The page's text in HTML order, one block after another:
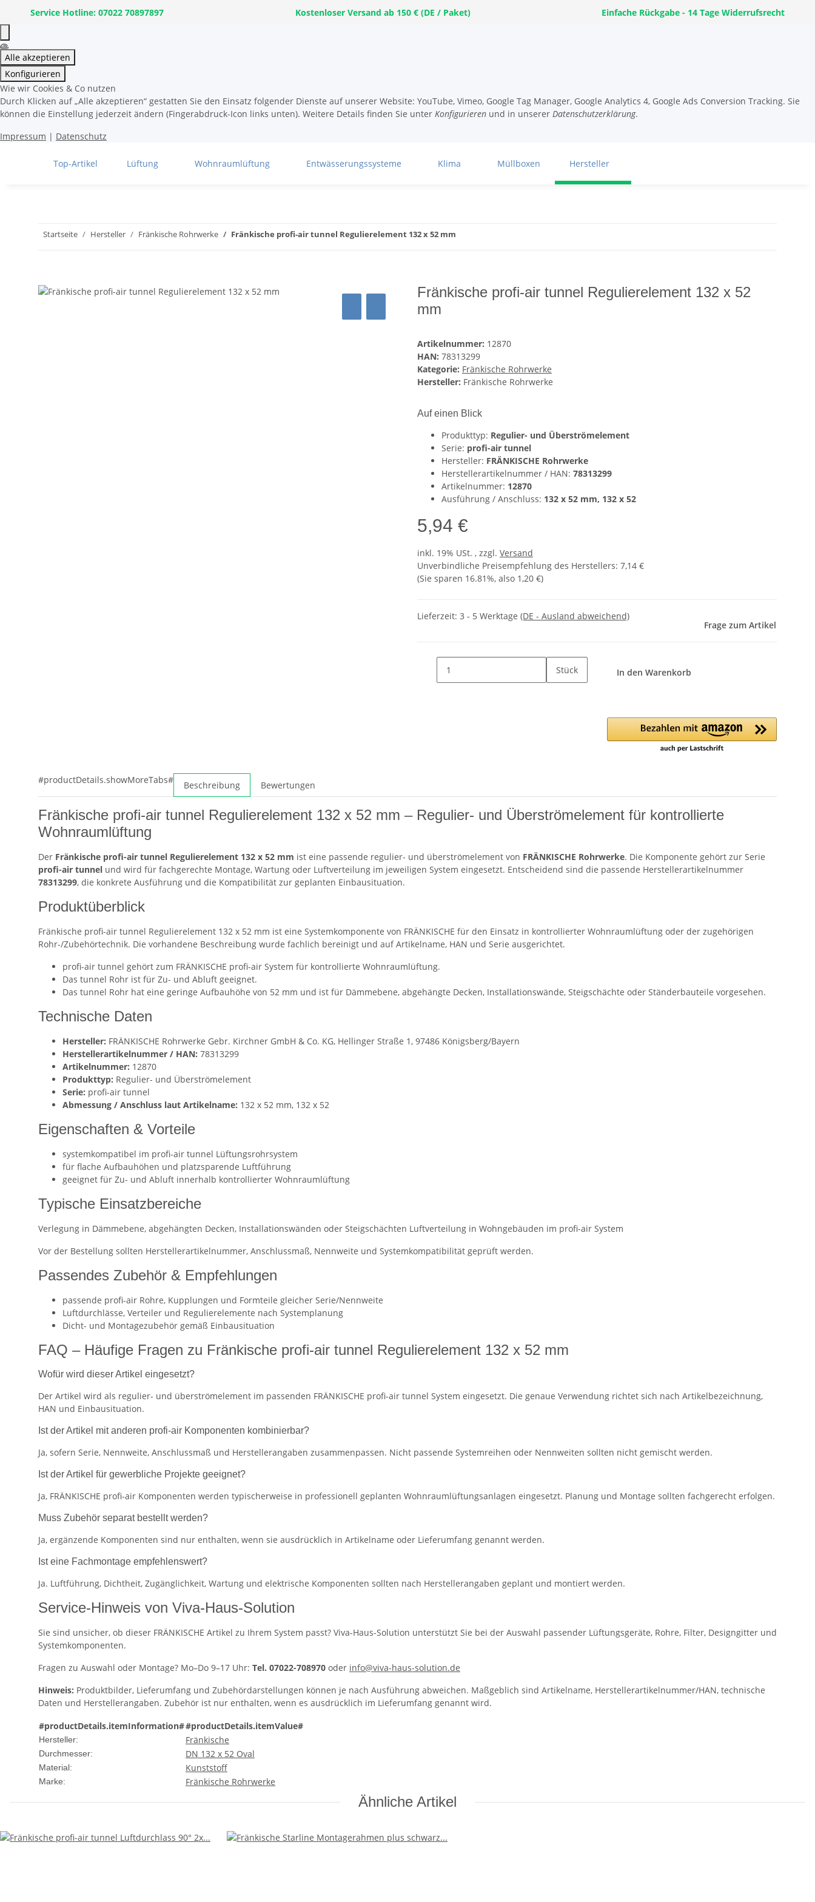
Service Hotline: 07022 70897897 Kostenloser Versand ab 150 € (DE / Paket) Einfache Rückgabe - 14 Tage Widerrufsrecht
Alle akzeptieren
Konfigurieren
Wie wir Cookies & Co nutzen
Durch Klicken auf „Alle akzeptieren“ gestatten Sie den Einsatz folgender Dienste auf unserer Website: YouTube, Vimeo, Google Tag Manager, Google Analytics 4, Google Ads Conversion Tracking. Sie
können die Einstellung jederzeit ändern (Fingerabdruck-Icon links unten). Weitere Details finden Sie unter Konfigurieren und in unserer Datenschutzerklärung.
Impressum | Datenschutz
Top-Artikel Lüftung Wohnraumlüftung Entwässerungssysteme Klima Müllboxen Hersteller
Startseite Hersteller Fränkische Rohrwerke Fränkische profi-air tunnel Regulierelement 132 x 52 mm
Fränkische profi-air tunnel Regulierelement 132 x 52
mm
Artikelnummer: 12870
HAN: 78313299
Kategorie: Fränkische Rohrwerke
Hersteller: Fränkische Rohrwerke
Auf einen Blick
Produkttyp: Regulier- und Überströmelement
Serie: profi-air tunnel
Hersteller: FRÄNKISCHE Rohrwerke
Herstellerartikelnummer / HAN: 78313299
Artikelnummer: 12870
Ausführung / Anschluss: 132 x 52 mm, 132 x 52
5,94 €
inkl. 19% USt. , zzgl. Versand
Unverbindliche Preisempfehlung des Herstellers: 7,14 €
(Sie sparen 16.81%, also 1,20 €)
Lieferzeit: 3 - 5 Werktage (DE - Ausland abweichend)
Frage zum Artikel
Stück In den Warenkorb
#productDetails.showMoreTabs# Beschreibung Bewertungen
Fränkische profi-air tunnel Regulierelement 132 x 52 mm – Regulier- und Überströmelement für kontrollierte
Wohnraumlüftung
Der Fränkische profi-air tunnel Regulierelement 132 x 52 mm ist eine passende regulier- und überströmelement von FRÄNKISCHE Rohrwerke. Die Komponente gehört zur Serie
profi-air tunnel und wird für fachgerechte Montage, Wartung oder Luftverteilung im jeweiligen System eingesetzt. Entscheidend sind die passende Herstellerartikelnummer
78313299, die konkrete Ausführung und die Kompatibilität zur geplanten Einbausituation.
Produktüberblick
Fränkische profi-air tunnel Regulierelement 132 x 52 mm ist eine Systemkomponente von FRÄNKISCHE für den Einsatz in kontrollierter Wohnraumlüftung oder der zugehörigen
Rohr-/Zubehörtechnik. Die vorhandene Beschreibung wurde fachlich bereinigt und auf Artikelname, HAN und Serie ausgerichtet.
profi-air tunnel gehört zum FRÄNKISCHE profi-air System für kontrollierte Wohnraumlüftung.
Das tunnel Rohr ist für Zu- und Abluft geeignet.
Das tunnel Rohr hat eine geringe Aufbauhöhe von 52 mm und ist für Dämmebene, abgehängte Decken, Installationswände, Steigschächte oder Ständerbauteile vorgesehen.
Technische Daten
Hersteller: FRÄNKISCHE Rohrwerke Gebr. Kirchner GmbH & Co. KG, Hellinger Straße 1, 97486 Königsberg/Bayern
Herstellerartikelnummer / HAN: 78313299
Artikelnummer: 12870
Produkttyp: Regulier- und Überströmelement
Serie: profi-air tunnel
Abmessung / Anschluss laut Artikelname: 132 x 52 mm, 132 x 52
Eigenschaften & Vorteile
systemkompatibel im profi-air tunnel Lüftungsrohrsystem
für flache Aufbauhöhen und platzsparende Luftführung
geeignet für Zu- und Abluft innerhalb kontrollierter Wohnraumlüftung
Typische Einsatzbereiche
Verlegung in Dämmebene, abgehängten Decken, Installationswänden oder Steigschächten Luftverteilung in Wohngebäuden im profi-air System
Vor der Bestellung sollten Herstellerartikelnummer, Anschlussmaß, Nennweite und Systemkompatibilität geprüft werden.
Passendes Zubehör & Empfehlungen
passende profi-air Rohre, Kupplungen und Formteile gleicher Serie/Nennweite
Luftdurchlässe, Verteiler und Regulierelemente nach Systemplanung
Dicht- und Montagezubehör gemäß Einbausituation
FAQ – Häufige Fragen zu Fränkische profi-air tunnel Regulierelement 132 x 52 mm
Wofür wird dieser Artikel eingesetzt?
Der Artikel wird als regulier- und überströmelement im passenden FRÄNKISCHE profi-air tunnel System eingesetzt. Die genaue Verwendung richtet sich nach Artikelbezeichnung,
HAN und Einbausituation.
Ist der Artikel mit anderen profi-air Komponenten kombinierbar?
Ja, sofern Serie, Nennweite, Anschlussmaß und Herstellerangaben zusammenpassen. Nicht passende Systemreihen oder Nennweiten sollten nicht gemischt werden.
Ist der Artikel für gewerbliche Projekte geeignet?
Ja, FRÄNKISCHE profi-air Komponenten werden typischerweise in professionell geplanten Wohnraumlüftungsanlagen eingesetzt. Planung und Montage sollten fachgerecht erfolgen.
Muss Zubehör separat bestellt werden?
Ja, ergänzende Komponenten sind nur enthalten, wenn sie ausdrücklich in Artikelname oder Lieferumfang genannt werden.
Ist eine Fachmontage empfehlenswert?
Ja. Luftführung, Dichtheit, Zugänglichkeit, Wartung und elektrische Komponenten sollten nach Herstellerangaben geplant und montiert werden.
Service-Hinweis von Viva-Haus-Solution
Sie sind unsicher, ob dieser FRÄNKISCHE Artikel zu Ihrem System passt? Viva-Haus-Solution unterstützt Sie bei der Auswahl passender Lüftungsgeräte, Rohre, Filter, Designgitter und
Systemkomponenten.
Fragen zu Auswahl oder Montage? Mo–Do 9–17 Uhr: Tel. 07022-708970 oder info@viva-haus-solution.de
Hinweis: Produktbilder, Lieferumfang und Zubehördarstellungen können je nach Ausführung abweichen. Maßgeblich sind Artikelname, Herstellerartikelnummer/HAN, technische
Daten und Herstellerangaben. Zubehör ist nur enthalten, wenn es ausdrücklich im Lieferumfang genannt wird.
#productDetails.itemInformation##productDetails.itemValue#
Hersteller: Fränkische
Durchmesser: DN 132 x 52 Oval
Material: Kunststoff
Marke: Fränkische Rohrwerke
Ähnliche Artikel